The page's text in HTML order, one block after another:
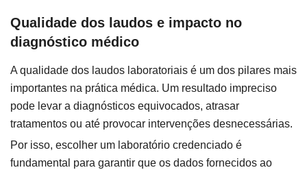
Qualidade dos laudos e impacto no
diagnóstico médico
A qualidade dos laudos laboratoriais é um dos pilares mais
importantes na prática médica. Um resultado impreciso
pode levar a diagnósticos equivocados, atrasar
tratamentos ou até provocar intervenções desnecessárias.
Por isso, escolher um laboratório credenciado é
fundamental para garantir que os dados fornecidos ao